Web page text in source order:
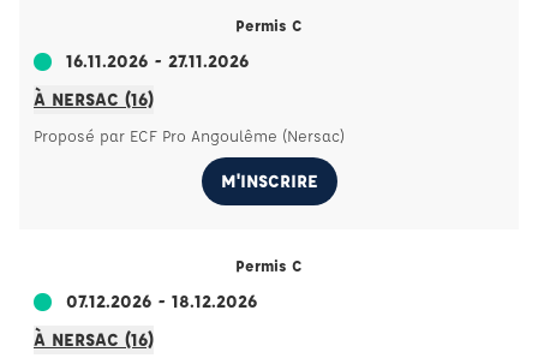
Permis C
16.11.2026 - 27.11.2026
À NERSAC (16)
Proposé par ECF Pro Angoulême (Nersac)
M'INSCRIRE
Permis C
07.12.2026 - 18.12.2026
À NERSAC (16)